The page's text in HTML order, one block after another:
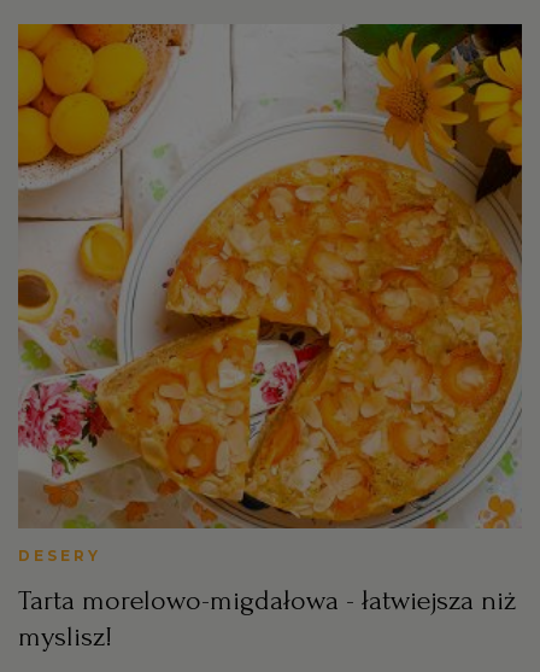
DESERY
Tarta morelowo-migdałowa - łatwiejsza niż
myslisz!